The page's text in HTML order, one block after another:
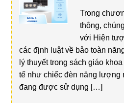
Trong
thông,
với Hiện
các định luật về bảo toàn
lý thuyết trong sách giáo
tế như chiếc đèn năng lượng
đang được sử dụng […]